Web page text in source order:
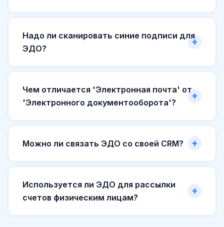
Надо ли сканировать синие подписи для
ЭДО?
Чем отличается 'Электронная почта' от
'Электронного документооборота'?
Можно ли связать ЭДО со своей CRM?
Используется ли ЭДО для рассылки
счетов физическим лицам?